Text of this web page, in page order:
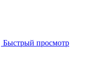
Быстрый просмотр